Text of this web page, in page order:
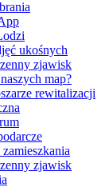
ukośnych
zjawisk
map?
rewitalizacji
zjawisk